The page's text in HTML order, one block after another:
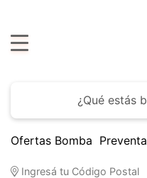
Ofertas Bomba Preventa
Ingresá tu Código Postal
1